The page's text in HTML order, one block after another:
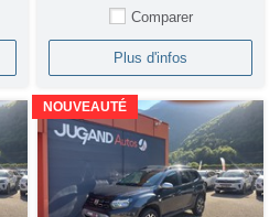
Comparer
Plus d'infos
NOUVEAUTÉ